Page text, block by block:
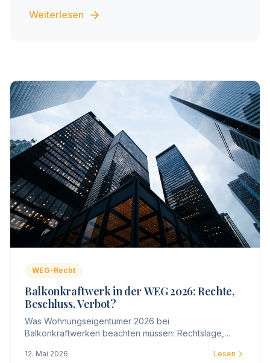
Weiterlesen
WEG-Recht
Balkonkraftwerk in der WEG 2026: Rechte,
Beschluss, Verbot?
Was Wohnungseigentümer 2026 bei
Balkonkraftwerken beachten müssen: Rechtslage,
Tipps und typische Streitpunkte.
12. Mai 2026 Lesen